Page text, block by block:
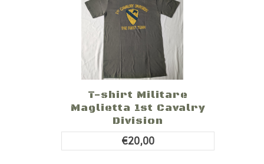
T-shirt Militare
Maglietta 1st Cavalry
Division
€20,00